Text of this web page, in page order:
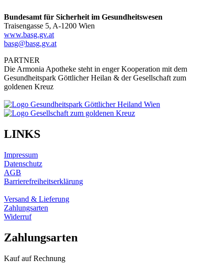
Bundesamt für Sicherheit im Gesundheitswesen
Traisengasse 5, A-1200 Wien
www.basg.gv.at
basg@basg.gv.at
PARTNER
Die Armonia Apotheke steht in enger Kooperation mit dem
Gesundheitspark Göttlicher Heilan & der Gesellschaft zum
goldenen Kreuz
LINKS
Impressum
Datenschutz
AGB
Barrierefreiheitserklärung
Versand & Lieferung
Zahlungsarten
Widerruf
Zahlungsarten
Kauf auf Rechnung